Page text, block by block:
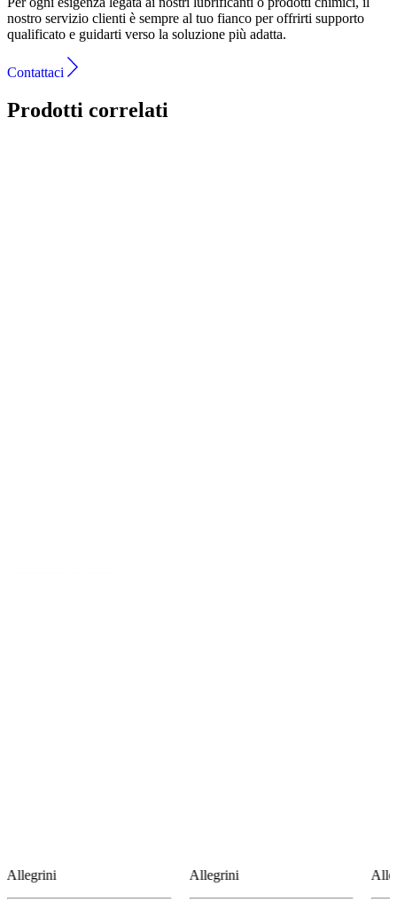
nostro servizio clienti è sempre al tuo fianco per offrirti supporto
qualificato e guidarti verso la soluzione più adatta.
Contattaci
Prodotti correlati
Allegrini Allegrini